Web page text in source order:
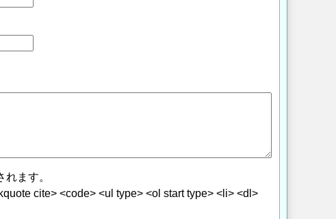
ます。
cite> <code> <ul type> <ol start type> <li> <dl>